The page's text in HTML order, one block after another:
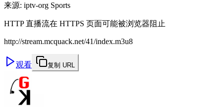
来源: iptv-org Sports
HTTP 直播流在 HTTPS 页面可能被浏览器阻止
http://stream.mcquack.net/41/index.m3u8
观看 复制 URL